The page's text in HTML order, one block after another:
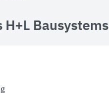
Bausystems